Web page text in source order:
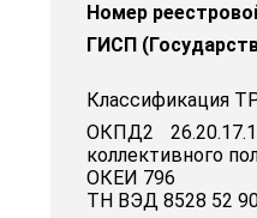
Номер
ГИСП
Классификация
ОКПД2
коллективного
ОКЕИ 796
ТН ВЭД 8528 52